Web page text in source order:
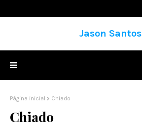
Jason Santos
Página inicial Chiado
Chiado